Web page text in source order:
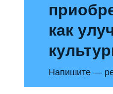
как
Напишите —